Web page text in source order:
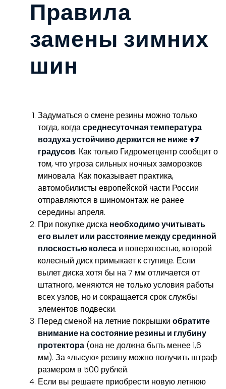
Правила
замены зимних
шин
Задуматься о смене резины можно только
тогда, когдасреднесуточная температура
воздуха устойчиво держится не ниже +7
градусов. Как только Гидрометцентр сообщит о
том, что угроза сильных ночных заморозков
миновала. Как показывает практика,
автомобилисты европейской части России
отправляются в шиномонтаж не ранее
середины апреля.
При покупке диска необходимо учитывать
его вылет или расстояние между срединной
плоскостью колеса и поверхностью, которой
колесный диск примыкает к ступице. Если
вылет диска хотя бы на 7 мм отличается от
штатного, меняются не только условия работы
всех узлов, но и сокращается срок службы
элементов подвески.
Перед сменой на летние покрышки обратите
внимание на состояние резины и глубину
протектора (она не должна быть менее 1,6
мм). За «лысую» резину можно получить штраф
размером в 500 рублей.
Если вы решаете приобрести новую летнюю